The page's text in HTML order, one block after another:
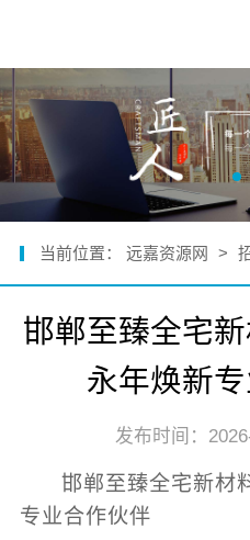
当前位置： 远嘉资源网 >
邯郸至臻全宅新
永年焕新
发布时间：
邯郸至臻全宅新材
专业合作伙伴